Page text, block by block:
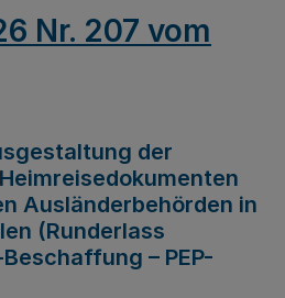
Nr. 207 vom
der
Ausländerbehörden in
(Runderlass
– PEP-